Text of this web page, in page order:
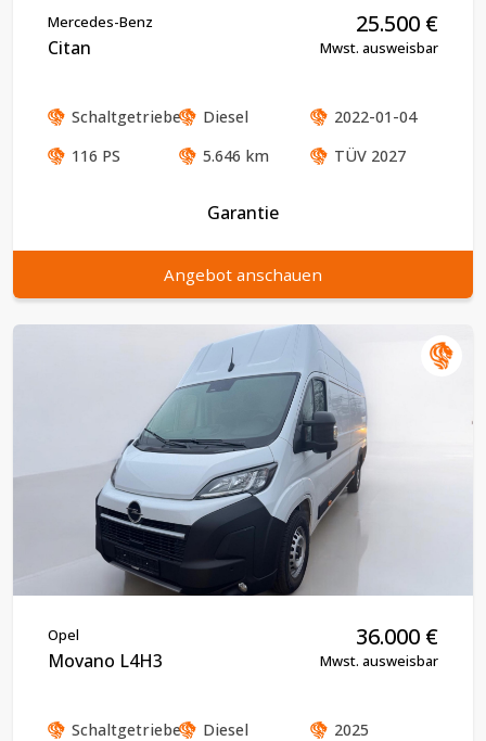
Mercedes-Benz
Citan
25.500 €
Mwst. ausweisbar
Schaltgetriebe Diesel
2022-01-04
116 PS 5.646 km TÜV 2027
Garantie
Angebot anschauen
Opel
Movano L4H3
36.000 €
Mwst. ausweisbar
Schaltgetriebe Diesel
2025